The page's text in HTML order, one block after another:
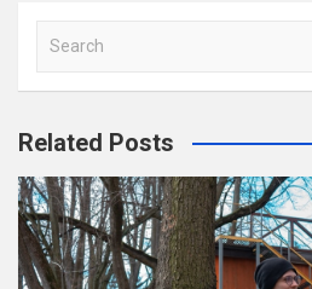
a
c
h
Related Posts